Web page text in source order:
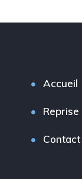
Accueil
Reprise
Contact